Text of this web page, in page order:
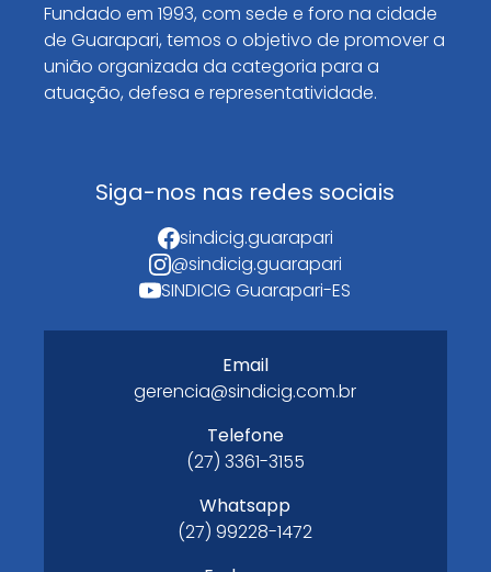
Fundado em 1993, com sede e foro na cidade
de Guarapari, temos o objetivo de promover a
união organizada da categoria para a
atuação, defesa e representatividade.
Siga-nos nas redes sociais
sindicig.guarapari
@sindicig.guarapari
SINDICIG Guarapari-ES
Email
gerencia@sindicig.com.br
Telefone
(27) 3361-3155
Whatsapp
(27) 99228-1472